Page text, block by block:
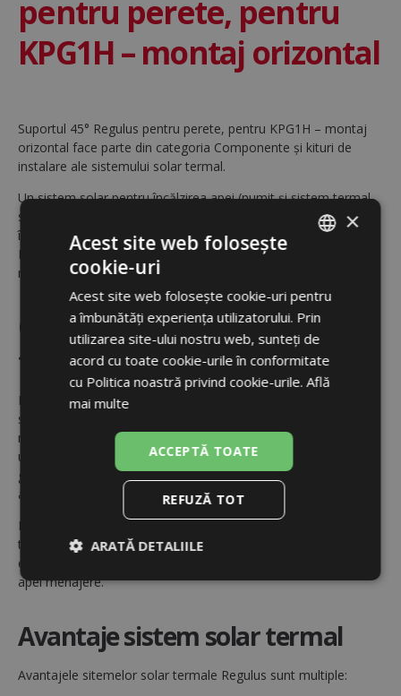
pentru perete, pentru
KPG1H – montaj orizontal
Suportul 45° Regulus pentru perete, pentru KPG1H – montaj
orizontal face parte din categoria Componente și kituri de
instalare ale sistemului solar termal.
Un sistem solar pentru încălzirea apei (numit și sistem termal-
solar) reprezintă o sursă de energie alternativă pentru
încălzirea apei calde și poate constitui un aport la încălzire.
Este potrivit pentru locuințe rezidențiale dar și pentru clădiri
mari.
Caracteristici sistem solar
termal
Pe parcursul zilelor însorite din primăvară până în toamnă, un
sistem solar bine proiectat va furniza întreaga cantitate de apă
menjeră necesară. Pentru completare pe perioada rămasă, se
utilizează o sursă adițională (rezistență electrică, centrală pe
gaz etc.). Sitemele termal solare pot fi proiectate și pentru
aport la încălzire și încălzirea unei piscine cu utilizare sezonieră.
Motivul principal pentru care se achiziționează un sistem solar
termal este economia importantă de energie realizată
ex. economii de 50 - 65 % din costurile anuale pentru încălzirea
apei menajere.
Avantaje sistem solar termal
Avantajele sitemelor solar termale Regulus sunt multiple:
ENGLISH
×
Acest site web folosește
cookie-uri
Acest site web folosește cookie-uri pentru
a îmbunătăți experiența utilizatorului. Prin
utilizarea site-ului nostru web, sunteți de
acord cu toate cookie-urile în conformitate
cu Politica noastră privind cookie-urile. Află
mai multe
ACCEPTĂ TOATE
REFUZĂ TOT
ARATĂ DETALIILE
Strict
De
De
funcţionalitate
Neclasificate